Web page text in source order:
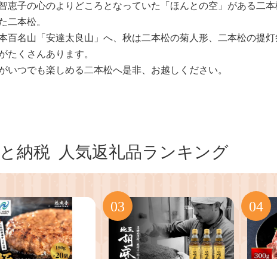
恵子の心のよりどころとなっていた「ほんとの空」がある二本
二本松。
百名山「安達太良山」へ、秋は二本松の菊人形、二本松の提
たくさんあります。
いつでも楽しめる二本松へ是非、お越しください。
納税 人気返礼品ランキング